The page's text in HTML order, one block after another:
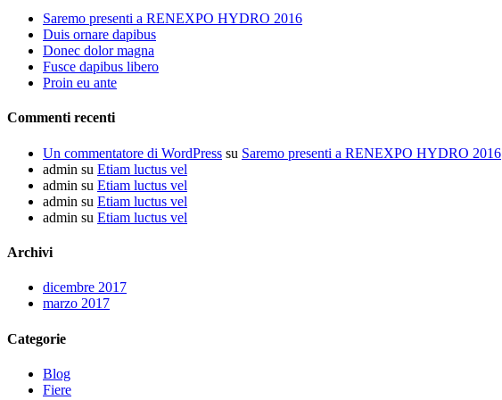
Saremo presenti a RENEXPO HYDRO 2016
Duis ornare dapibus
Donec dolor magna
Fusce dapibus libero
Proin eu ante
Commenti recenti
Un commentatore di WordPress su Saremo presenti a RENEXPO HYDRO 2016
admin su Etiam luctus vel
admin su Etiam luctus vel
admin su Etiam luctus vel
admin su Etiam luctus vel
Archivi
dicembre 2017
marzo 2017
Categorie
Blog
Fiere